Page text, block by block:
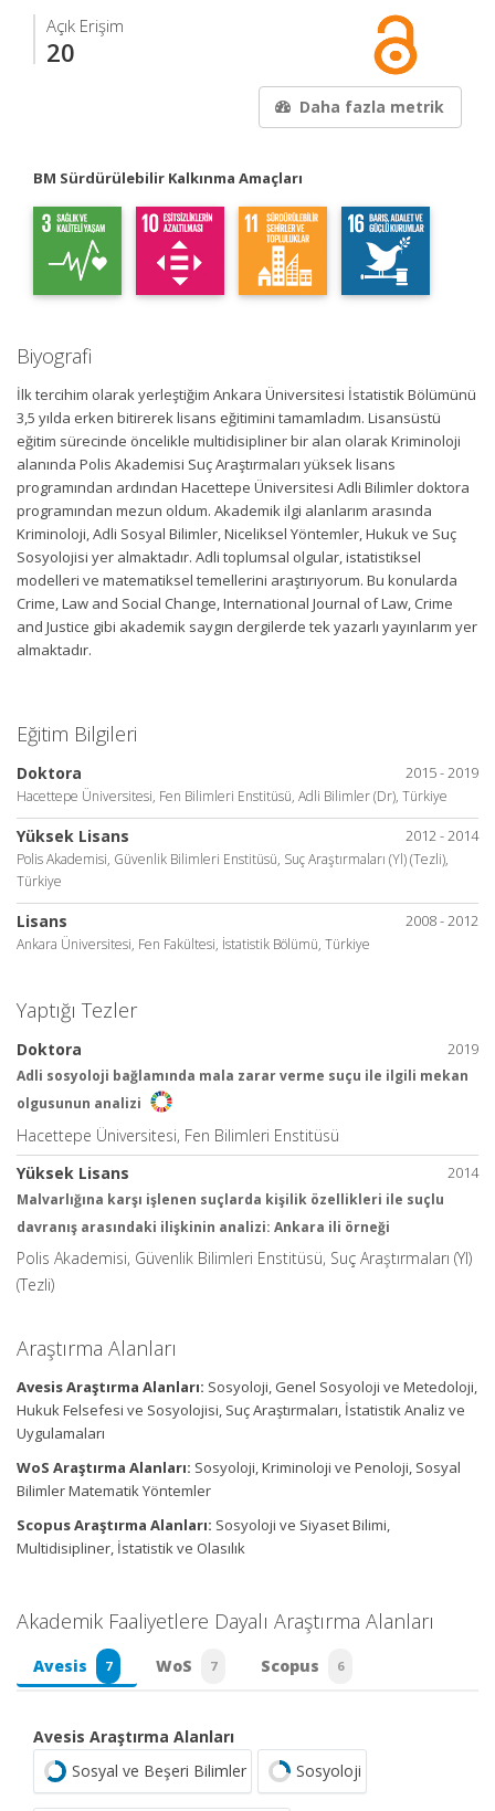
Açık Erişim
20
Daha fazla metrik
BM Sürdürülebilir Kalkınma Amaçları
Biyografi
İlk tercihim olarak yerleştiğim Ankara Üniversitesi İstatistik Bölümünü
3,5 yılda erken bitirerek lisans eğitimini tamamladım. Lisansüstü
eğitim sürecinde öncelikle multidisipliner bir alan olarak Kriminoloji
alanında Polis Akademisi Suç Araştırmaları yüksek lisans
programından ardından Hacettepe Üniversitesi Adli Bilimler doktora
programından mezun oldum. Akademik ilgi alanlarım arasında
Kriminoloji, Adli Sosyal Bilimler, Niceliksel Yöntemler, Hukuk ve Suç
Sosyolojisi yer almaktadır. Adli toplumsal olgular, istatistiksel
modelleri ve matematiksel temellerini araştırıyorum. Bu konularda
Crime, Law and Social Change, International Journal of Law, Crime
and Justice gibi akademik saygın dergilerde tek yazarlı yayınlarım yer
almaktadır.
Eğitim Bilgileri
2015 - 2019
Doktora
Hacettepe Üniversitesi, Fen Bilimleri Enstitüsü, Adli Bilimler (Dr), Türkiye
2012 - 2014
Yüksek Lisans
Polis Akademisi, Güvenlik Bilimleri Enstitüsü, Suç Araştırmaları (Yl) (Tezli),
Türkiye
2008 - 2012
Lisans
Ankara Üniversitesi, Fen Fakültesi, İstatistik Bölümü, Türkiye
Yaptığı Tezler
2019
Doktora
Adli sosyoloji bağlamında mala zarar verme suçu ile ilgili mekan
olgusunun analizi
Hacettepe Üniversitesi, Fen Bilimleri Enstitüsü
2014
Yüksek Lisans
Malvarlığına karşı işlenen suçlarda kişilik özellikleri ile suçlu
davranış arasındaki ilişkinin analizi: Ankara ili örneği
Polis Akademisi, Güvenlik Bilimleri Enstitüsü, Suç Araştırmaları (Yl)
(Tezli)
Araştırma Alanları
Avesis Araştırma Alanları: Sosyoloji, Genel Sosyoloji ve Metedoloji,
Hukuk Felsefesi ve Sosyolojisi, Suç Araştırmaları, İstatistik Analiz ve
Uygulamaları
WoS Araştırma Alanları: Sosyoloji, Kriminoloji ve Penoloji, Sosyal
Bilimler Matematik Yöntemler
Scopus Araştırma Alanları: Sosyoloji ve Siyaset Bilimi,
Multidisipliner, İstatistik ve Olasılık
Akademik Faaliyetlere Dayalı Araştırma Alanları
Avesis 7 WoS 7 Scopus 6
Avesis Araştırma Alanları
Sosyal ve Beşeri Bilimler
Sosyoloji